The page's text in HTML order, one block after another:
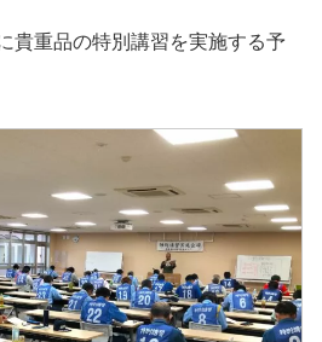
貴重品の特別講習を実施する予